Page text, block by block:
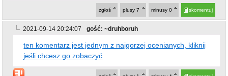
Odezwał się strażak pslowski czas na zmiany .
plusy2
zgłoś
2021-09-14 20:50:34 gość: ~wrona